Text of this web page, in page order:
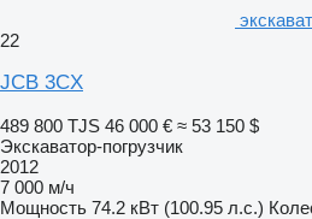
22
JCB 3CX
489 800 TJS 46 000 € ≈ 53 150 $
Экскаватор-погрузчик
2012
7 000 м/ч
Мощность 74.2 кВт (100.95 л.с.)